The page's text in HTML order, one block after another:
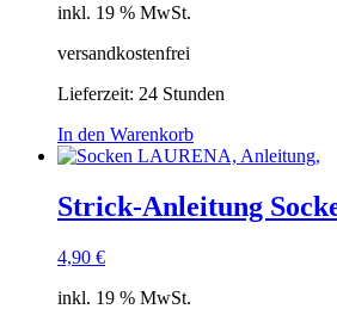
inkl. 19 % MwSt.
versandkostenfrei
Lieferzeit: 24 Stunden
In den Warenkorb
Strick-Anleitung
4,90 €
inkl. 19 % MwSt.